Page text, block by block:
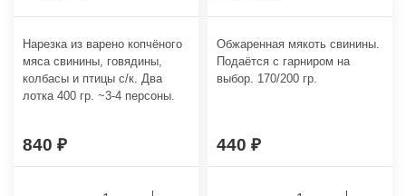
Нарезка из варено копчёного
мяса свинины, говядины,
колбасы и птицы с/к. Два
лотка 400 гр. ~3-4 персоны.
840
Обжаренная мякоть свинины.
Подаётся с гарниром на
выбор. 170/200 гр.
440